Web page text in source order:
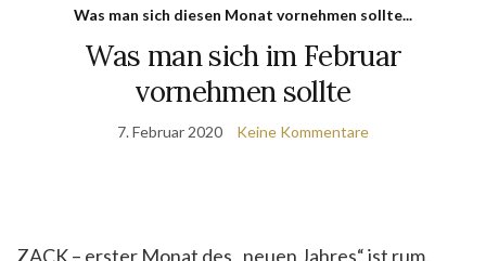
Was man sich diesen Monat vornehmen sollte...
Was man sich im Februar
vornehmen sollte
7. Februar 2020 Keine Kommentare
ZACK – erster Monat des „neuen Jahres“ ist rum.